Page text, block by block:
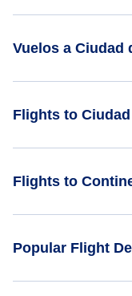
Vuelos a Ciudad
SGN
MKC a SGN
Vuelos de
Flights to
Flights to
Popular Flight